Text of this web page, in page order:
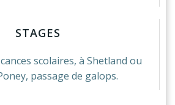
STAGES
scolaires, à Shetland ou
passage de galops.